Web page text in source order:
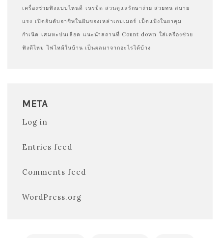
เครื่องช่วยฟังแบบไหนดี เนรมิต สวนดูแลรักษาง่าย สวยทน สบาย
แรง เปิดอันดับอาชีพในฝันของเหล่าเกมเมอร์ เม็ดแป้งในยาคุม
กำเนิด เสมหะปนเลือด แนะนำสถานที่ Count down ใส่เครื่องช่วย
ฟังดีไหม ไฟไหม้ในบ้าน เป็นผลมาจากอะไรได้บ้าง
META
Log in
Entries feed
Comments feed
WordPress.org